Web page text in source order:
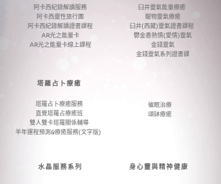
阿卡西紀錄解讀服務
阿卡西靈性旅行團
阿卡西紀錄解讀證書課程
AR光之能量卡
AR光之能量卡線上課程
臼井靈氣能量療癒
寵物靈氣療癒
臼井(西藏)靈氣證書課程
鬱金香熱情(愛情)靈氣
金錢靈氣
金錢靈氣系列證書課
塔羅占卜療癒
塔羅占卜療癒服務
直覺塔羅占療癒班
雙人雙卡塔羅關係輔導
半年運程預測&療癒服務(文字版)
催眠治療
頌缽療癒
水晶服務系列 身心靈與精神健康